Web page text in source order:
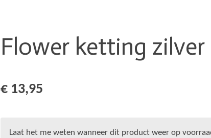
Flower ketting zilver
€ 13,95
Laat het me weten wanneer dit product weer op